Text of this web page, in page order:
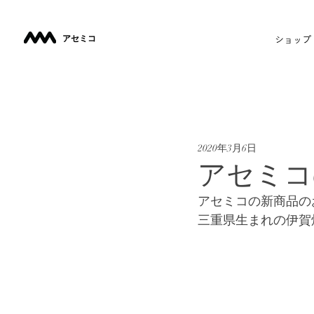
​アセミコ ショップ
アセミ
2020年3月6日
アセミコの新商品の
三重県生まれの伊